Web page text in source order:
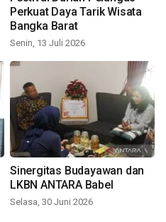
Perkuat Daya Tarik Wisata
Bangka Barat
Senin, 13 Juli 2026
Sinergitas Budayawan dan
LKBN ANTARA Babel
Selasa, 30 Juni 2026